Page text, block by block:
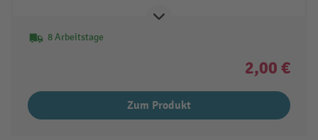
8 Arbeitstage
2,00 €
Zum Produkt